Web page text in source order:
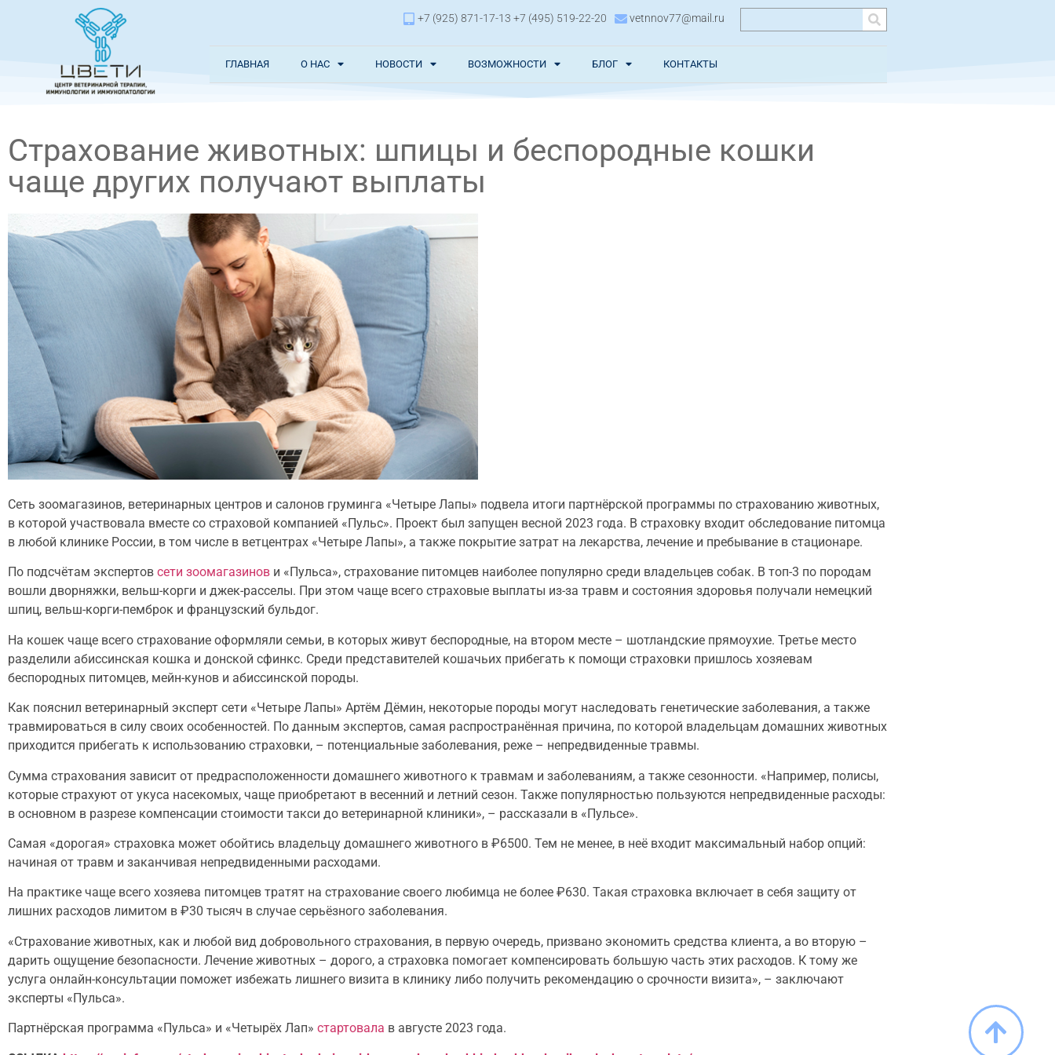
+7 (925) 871-17-13 +7 (495) 519-22-20 vetnnov77@mail.ru
ГЛАВНАЯ О НАС НОВОСТИ ВОЗМОЖНОСТИ БЛОГ КОНТАКТЫ
Страхование животных: шпицы и беспородные кошки
чаще других получают выплаты
Сеть зоомагазинов, ветеринарных центров и салонов груминга «Четыре Лапы» подвела итоги партнёрской программы по страхованию животных,
в которой участвовала вместе со страховой компанией «Пульс». Проект был запущен весной 2023 года. В страховку входит обследование питомца
в любой клинике России, в том числе в ветцентрах «Четыре Лапы», а также покрытие затрат на лекарства, лечение и пребывание в стационаре.
По подсчётам экспертов сети зоомагазинов и «Пульса», страхование питомцев наиболее популярно среди владельцев собак. В топ-3 по породам
вошли дворняжки, вельш-корги и джек-расселы. При этом чаще всего страховые выплаты из-за травм и состояния здоровья получали немецкий
шпиц, вельш-корги-пемброк и французский бульдог.
На кошек чаще всего страхование оформляли семьи, в которых живут беспородные, на втором месте – шотландские прямоухие. Третье место
разделили абиссинская кошка и донской сфинкс. Среди представителей кошачьих прибегать к помощи страховки пришлось хозяевам
беспородных питомцев, мейн-кунов и абиссинской породы.
Как пояснил ветеринарный эксперт сети «Четыре Лапы» Артём Дёмин, некоторые породы могут наследовать генетические заболевания, а также
травмироваться в силу своих особенностей. По данным экспертов, самая распространённая причина, по которой владельцам домашних животных
приходится прибегать к использованию страховки, – потенциальные заболевания, реже – непредвиденные травмы.
Сумма страхования зависит от предрасположенности домашнего животного к травмам и заболеваниям, а также сезонности. «Например, полисы,
которые страхуют от укуса насекомых, чаще приобретают в весенний и летний сезон. Также популярностью пользуются непредвиденные расходы:
в основном в разрезе компенсации стоимости такси до ветеринарной клиники», – рассказали в «Пульсе».
Самая «дорогая» страховка может обойтись владельцу домашнего животного в ₽6500. Тем не менее, в неё входит максимальный набор опций:
начиная от травм и заканчивая непредвиденными расходами.
На практике чаще всего хозяева питомцев тратят на страхование своего любимца не более ₽630. Такая страховка включает в себя защиту от
лишних расходов лимитом в ₽30 тысяч в случае серьёзного заболевания.
«Страхование животных, как и любой вид добровольного страхования, в первую очередь, призвано экономить средства клиента, а во вторую –
дарить ощущение безопасности. Лечение животных – дорого, а страховка помогает компенсировать большую часть этих расходов. К тому же
услуга онлайн-консультации поможет избежать лишнего визита в клинику либо получить рекомендацию о срочности визита», – заключают
эксперты «Пульса».
Партнёрская программа «Пульса» и «Четырёх Лап» стартовала в августе 2023 года.